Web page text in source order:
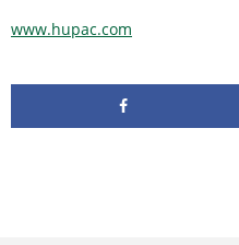
www.hupac.com